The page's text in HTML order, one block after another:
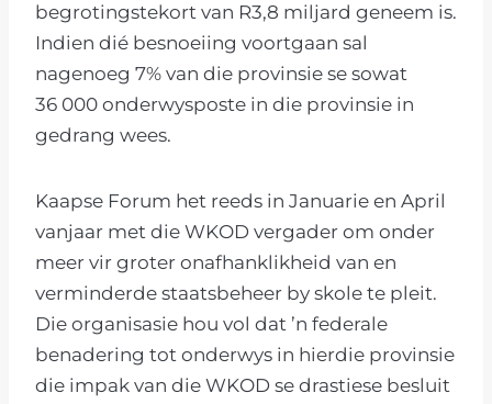
begrotingstekort van R3,8 miljard geneem is.
Indien dié besnoeiing voortgaan sal
nagenoeg 7% van die provinsie se sowat
36 000 onderwysposte in die provinsie in
gedrang wees.
Kaapse Forum het reeds in Januarie en April
vanjaar met die WKOD vergader om onder
meer vir groter onafhanklikheid van en
verminderde staatsbeheer by skole te pleit.
Die organisasie hou vol dat ’n federale
benadering tot onderwys in hierdie provinsie
die impak van die WKOD se drastiese besluit